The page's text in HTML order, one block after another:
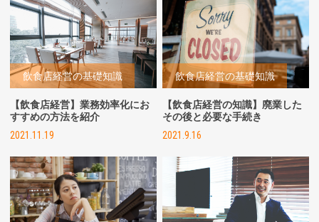
飲食店経営の基礎知識
【飲食店経営】業務効率化にお
すすめの方法を紹介
2021.11.19
飲食店経営の基礎知識
【飲食店経営の知識】廃業した
その後と必要な手続き
2021.9.16